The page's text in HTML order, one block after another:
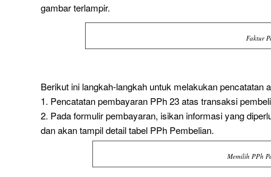
gambar terlampir.
Faktur
Berikut ini langkah-langkah untuk melakukan
1. Pencatatan pembayaran PPh 23 atas transaksi
2. Pada formulir pembayaran, isikan informasi yang
dan akan tampil detail tabel PPh Pembelian.
Memilih PPh